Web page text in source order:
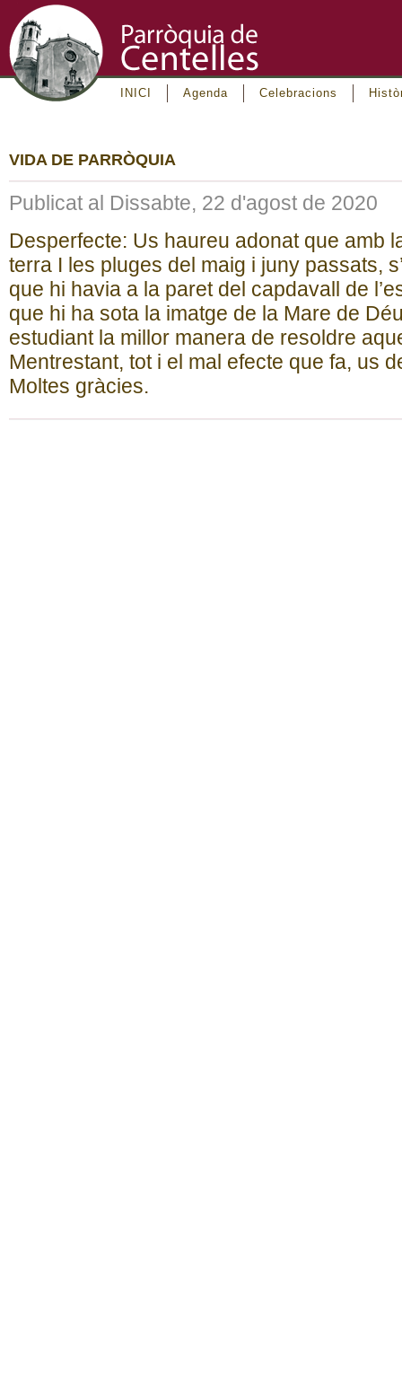
INICI Agenda Celebracions
VIDA DE PARRÒQUIA
Publicat al Dissabte, 22 d'agost de 2020
Desperfecte: Us haureu adonat que amb
terra I les pluges del maig i juny passats,
que hi havia a la paret del capdavall de
que hi ha sota la imatge de la Mare de
estudiant la millor manera de resoldre
Mentrestant, tot i el mal efecte que fa, us
Moltes gràcies.